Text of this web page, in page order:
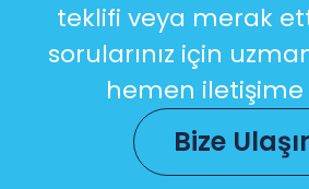
teklifi veya merak
sorularınız için
hemen iletişime
Bize